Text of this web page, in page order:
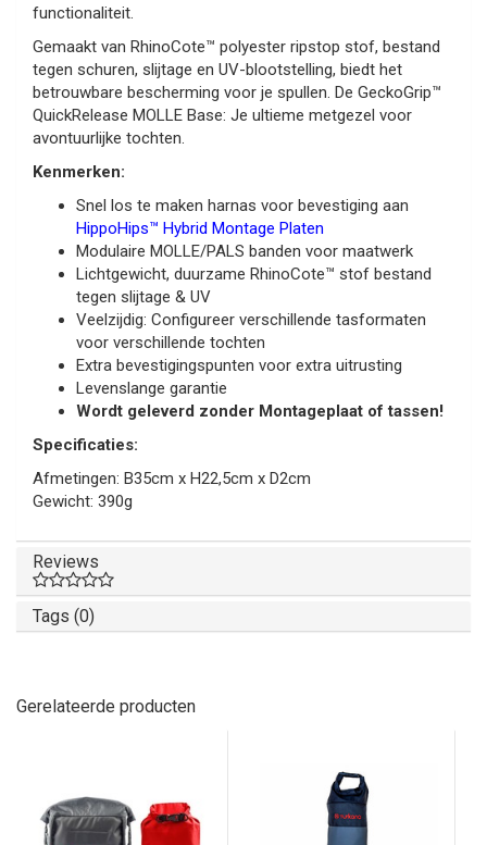
functionaliteit.
Gemaakt van RhinoCote™ polyester ripstop stof, bestand
tegen schuren, slijtage en UV-blootstelling, biedt het
betrouwbare bescherming voor je spullen. De GeckoGrip™
QuickRelease MOLLE Base: Je ultieme metgezel voor
avontuurlijke tochten.
Kenmerken:
Snel los te maken harnas voor bevestiging aan
HippoHips™ Hybrid Montage Platen
Modulaire MOLLE/PALS banden voor maatwerk
Lichtgewicht, duurzame RhinoCote™ stof bestand
tegen slijtage & UV
Veelzijdig: Configureer verschillende tasformaten
voor verschillende tochten
Extra bevestigingspunten voor extra uitrusting
Levenslange garantie
Wordt geleverd zonder Montageplaat of tassen!
Specificaties:
Afmetingen: B35cm x H22,5cm x D2cm
Gewicht: 390g
Reviews
Tags (0)
Gerelateerde producten